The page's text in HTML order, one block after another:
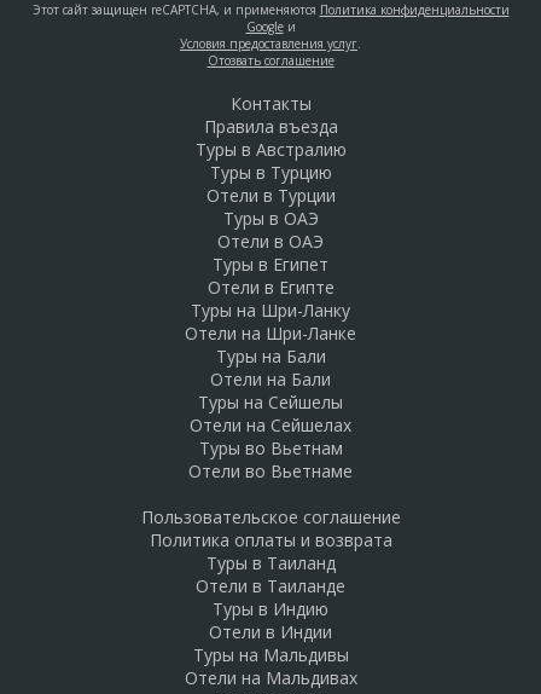
Этот сайт защищен reCAPTCHA, и применяются Политика конфиденциальности
Googleи
Условия предоставления услуг.
Отозвать соглашение
Контакты
Правила въезда
Туры в Австралию
Туры в Турцию
Отели в Турции
Туры в ОАЭ
Отели в ОАЭ
Туры в Египет
Отели в Египте
Туры на Шри-Ланку
Отели на Шри-Ланке
Туры на Бали
Отели на Бали
Туры на Сейшелы
Отели на Сейшелах
Туры во Вьетнам
Отели во Вьетнаме
Пользовательское соглашение
Политика оплаты и возврата
Туры в Таиланд
Отели в Таиланде
Туры в Индию
Отели в Индии
Туры на Мальдивы
Отели на Мальдивах